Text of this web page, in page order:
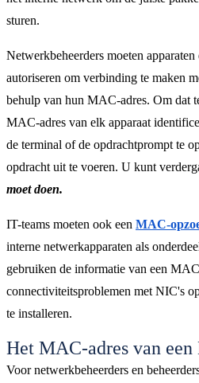
sturen.
Netwerkbeheerders moeten
autoriseren om verbinding te maken
behulp van hun MAC-adres. Om dat
MAC-adres van elk apparaat
de terminal of de opdrachtprompt te
opdracht uit te voeren. U kunt
moet doen.
IT-teams moeten ook een MAC-
interne netwerkapparaten als
gebruiken de informatie van een
connectiviteitsproblemen met NIC's
te installeren.
Het MAC-adres van
Voor netwerkbeheerders en